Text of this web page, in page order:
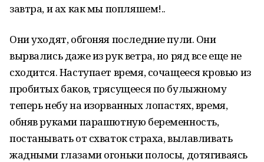
завтра, и ах как мы попляшем!..
Они уходят, обгоняя последние пули. Они
вырвались даже из рук ветра, но ряд все еще не
сходится. Наступает время, сочащееся кровью из
пробитых баков, трясущееся по булыжному
теперь небу на изорванных лопастях, время,
обняв руками парашютную беременность,
постанывать от схваток страха, вылавливать
жадными глазами огоньки полосы, дотягиваясь